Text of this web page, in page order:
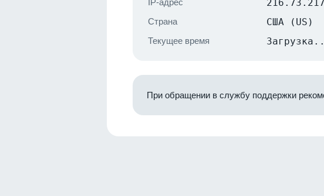
Страна США (US)
Текущее время
При обращении в службу поддержки